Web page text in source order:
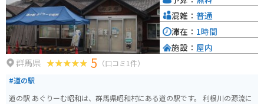
群馬県 5 （口コミ1件）
#道の駅
道の駅 あぐりーむ昭和は、群馬県昭和村にある道の駅です。 利根川の源流に
混雑： 普通
滞在： 1時間
施設： 屋内